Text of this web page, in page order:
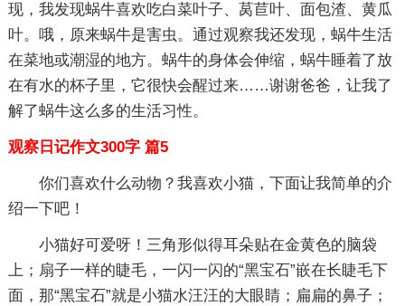
现，我发现蜗牛喜欢吃白菜叶子、莴苣叶、面包渣、黄瓜
叶。哦，原来蜗牛是害虫。通过观察我还发现，蜗牛生活
在菜地或潮湿的地方。蜗牛的身体会伸缩，蜗牛睡着了放
在有水的杯子里，它很快会醒过来……谢谢爸爸，让我了
解了蜗牛这么多的生活习性。
观察日记作文300字 篇5
你们喜欢什么动物？我喜欢小猫，下面让我简单的介
绍一下吧！
小猫好可爱呀！三角形似得耳朵贴在金黄色的脑袋
上；扇子一样的睫毛，一闪一闪的“黑宝石”嵌在长睫毛下
面，那“黑宝石”就是小猫水汪汪的大眼睛；扁扁的鼻子；